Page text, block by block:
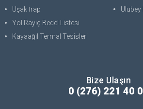
Uşak İrap
Yol Rayiç Bedel Listesi
Kayaağıl Termal Tesisleri
Ulubey
Bize Ulaşın
0 (276) 221 40